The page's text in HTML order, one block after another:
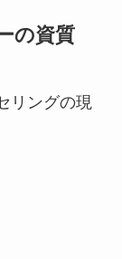
の資質
リングの現